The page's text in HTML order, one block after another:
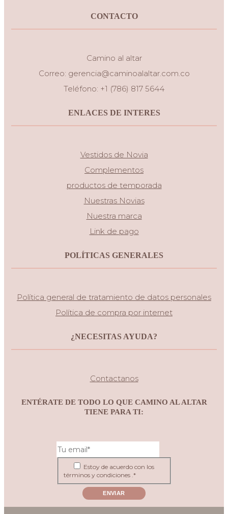
CONTACTO
Camino al altar
Correo: gerencia@caminoalaltar.com.co
Teléfono: +1 (786) 817 5644
ENLACES DE INTERES
Vestidos de Novia
Complementos
productos de temporada
Nuestras Novias
Nuestra marca
Link de pago
POLÍTICAS GENERALES
Política general de tratamiento de datos personales
Política de compra por internet
¿NECESITAS AYUDA?
Contactanos
ENTÉRATE DE TODO LO QUE CAMINO AL ALTAR
TIENE PARA TI:
Estoy de acuerdo con los
términos y condiciones .*
ENVIAR